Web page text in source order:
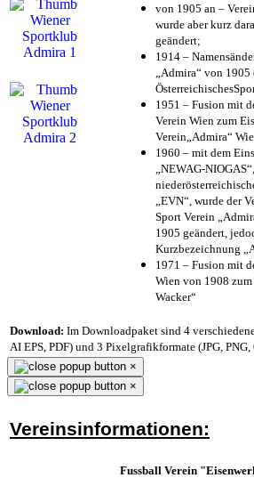
von 1905 an –
wurde aber kurz
geändert;
1914 –
„Admira“ von
1951 – Fusion mit
Verein Wien zum
Verein„Admira“
1960 – mit dem
„NEWAG-
„EVN“, wurde der
Sport Verein
1905 geändert,
Kurzbezeichnung
1971 – Fusion mit
Wien von 1908
Wacker“
Download: Im Downloadpaket sind 4
AI EPS, PDF) und 3 Pixelgrafikformate (JPG, PNG,
×
×
Vereinsinformationen:
Fussball Verein